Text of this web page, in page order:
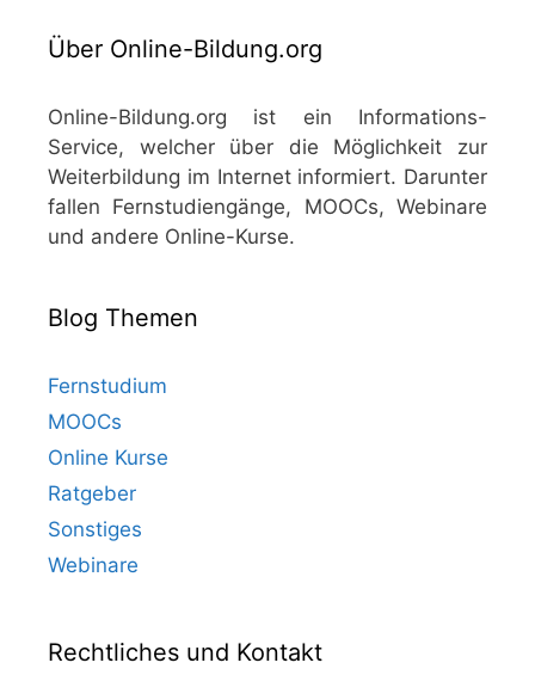
Über Online-Bildung.org
Online-Bildung.org ist ein Informations-
Service, welcher über die Möglichkeit zur
Weiterbildung im Internet informiert. Darunter
fallen Fernstudiengänge, MOOCs, Webinare
und andere Online-Kurse.
Blog Themen
Fernstudium
MOOCs
Online Kurse
Ratgeber
Sonstiges
Webinare
Rechtliches und Kontakt